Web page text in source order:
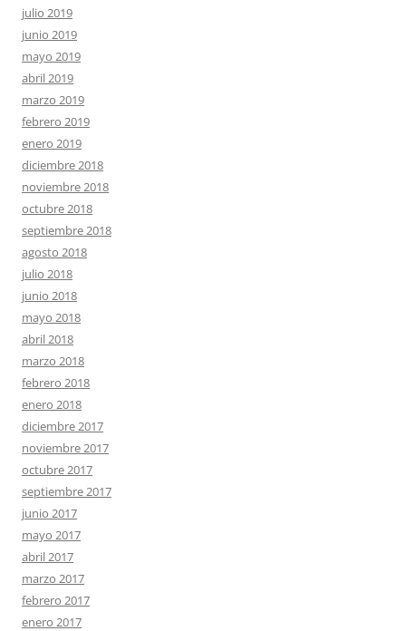
julio 2019
junio 2019
mayo 2019
abril 2019
marzo 2019
febrero 2019
enero 2019
diciembre 2018
noviembre 2018
octubre 2018
septiembre 2018
agosto 2018
julio 2018
junio 2018
mayo 2018
abril 2018
marzo 2018
febrero 2018
enero 2018
diciembre 2017
noviembre 2017
octubre 2017
septiembre 2017
junio 2017
mayo 2017
abril 2017
marzo 2017
febrero 2017
enero 2017